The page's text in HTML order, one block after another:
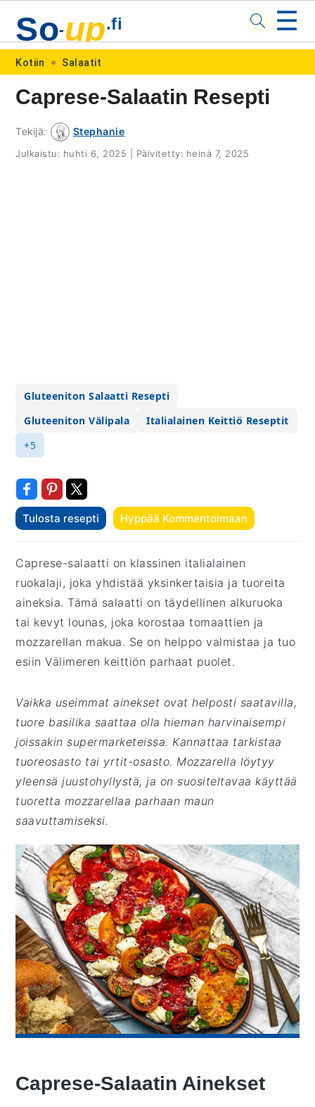
Skip
primary
navigation
Skip
main
content
Skip
primary
sidebar
Skip
footer
So-up.fi ☰
Kotiin Salaatit
Caprese-Salaatin Resepti
Tekijä: Stephanie
Julkaistu: huhti 6, 2025 Päivitetty: heinä 7, 2025
Gluteeniton Salaatti Resepti
Gluteeniton Välipala
Italialainen Keittiö Reseptit
+5
Tulosta resepti Hyppää Kommentoimaan
Caprese-salaatti on klassinen italialainen
ruokalaji, joka yhdistää yksinkertaisia ja tuoreita
aineksia. Tämä salaatti on täydellinen alkuruoka
tai kevyt lounas, joka korostaa tomaattien ja
mozzarellan makua. Se on helppo valmistaa ja tuo
esiin Välimeren keittiön parhaat puolet.
Vaikka useimmat ainekset ovat helposti saatavilla,
tuore basilika saattaa olla hieman harvinaisempi
joissakin supermarketeissa. Kannattaa tarkistaa
tuoreosasto tai yrtit-osasto. Mozzarella löytyy
yleensä juustohyllystä, ja on suositeltavaa käyttää
tuoretta mozzarellaa parhaan maun
saavuttamiseksi.
Caprese-Salaatin Ainekset